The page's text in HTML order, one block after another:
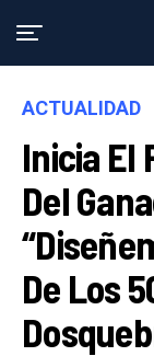
ACTUALIDAD
Inicia El
Del
De Los